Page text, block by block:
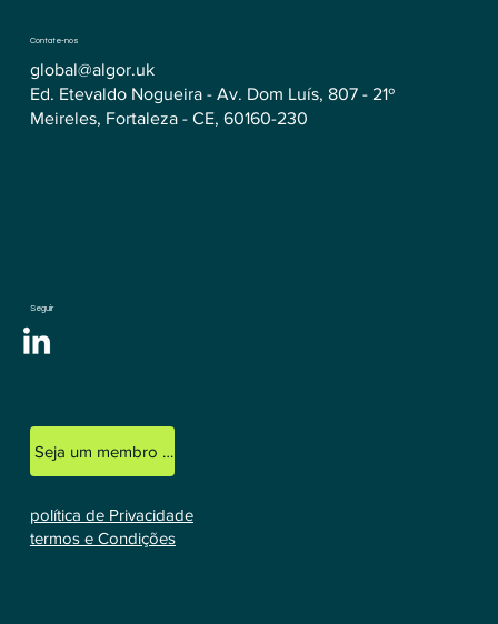
Contate-nos
global@algor.uk
Ed. Etevaldo Nogueira - Av. Dom Luís, 807 - 21º
Meireles, Fortaleza - CE, 60160-230
Seguir
Seja um membro licenciado
política de Privacidade
termos e Condições